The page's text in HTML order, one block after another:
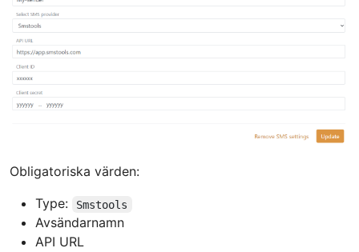
Obligatoriska värden:
Type:
Smstools
Avsändarnamn
API URL